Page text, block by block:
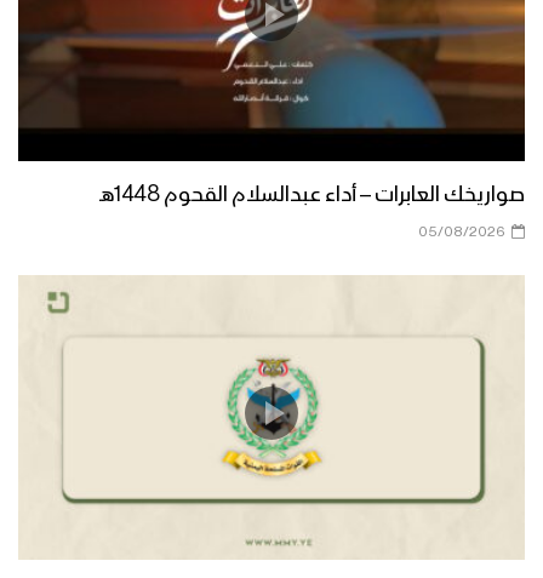
تحرير عشرات المواقع السعودية قبالة
الخوبة بجيزان – ولاتهنوا
جانب من انتكاسة جيش النظام السعودي
انتحار جماعي للجيش السعودي خلال
عملية جيزان الواسعة – تقرير
هلع وسقوط عدد من ضباط وجنود الجيش
صواريخك العابرات – أداء عبدالسلام القحوم 1448هـ
05/08/2026